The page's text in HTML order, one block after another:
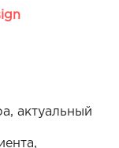
актуальный